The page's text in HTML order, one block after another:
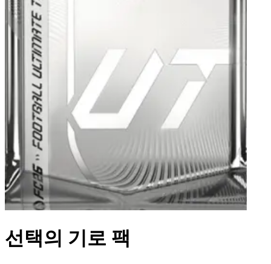
선택의 기로 팩